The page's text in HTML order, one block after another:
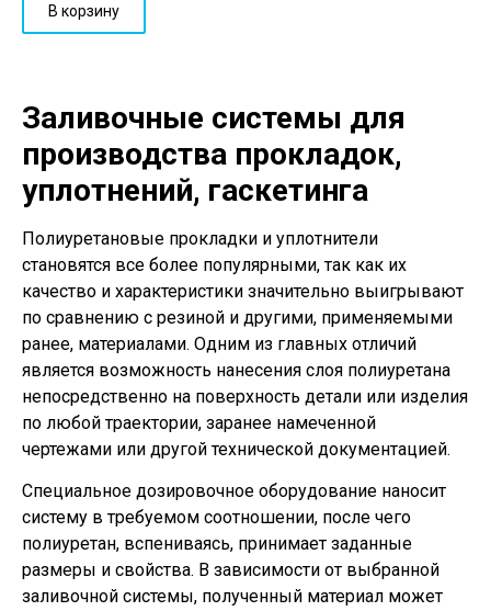
В корзину
Заливочные системы для
производства прокладок,
уплотнений, гаскетинга
Полиуретановые прокладки и уплотнители
становятся все более популярными, так как их
качество и характеристики значительно выигрывают
по сравнению с резиной и другими, применяемыми
ранее, материалами. Одним из главных отличий
является возможность нанесения слоя полиуретана
непосредственно на поверхность детали или изделия
по любой траектории, заранее намеченной
чертежами или другой технической документацией.
Специальное дозировочное оборудование наносит
систему в требуемом соотношении, после чего
полиуретан, вспениваясь, принимает заданные
размеры и свойства. В зависимости от выбранной
заливочной системы, полученный материал может